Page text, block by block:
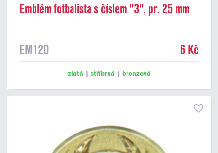
Emblém fotbalista s číslem "3", pr. 25 mm
EM120 6 Kč
zlatá | stříbrná | bronzová